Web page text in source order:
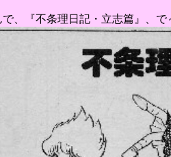
、『不条理日記・立志篇』、で